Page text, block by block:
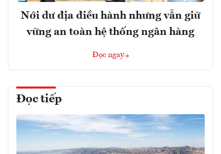
Nới dư địa điều hành nhưng vẫn giữ
vững an toàn hệ thống ngân hàng
Đọc ngay
Đọc tiếp